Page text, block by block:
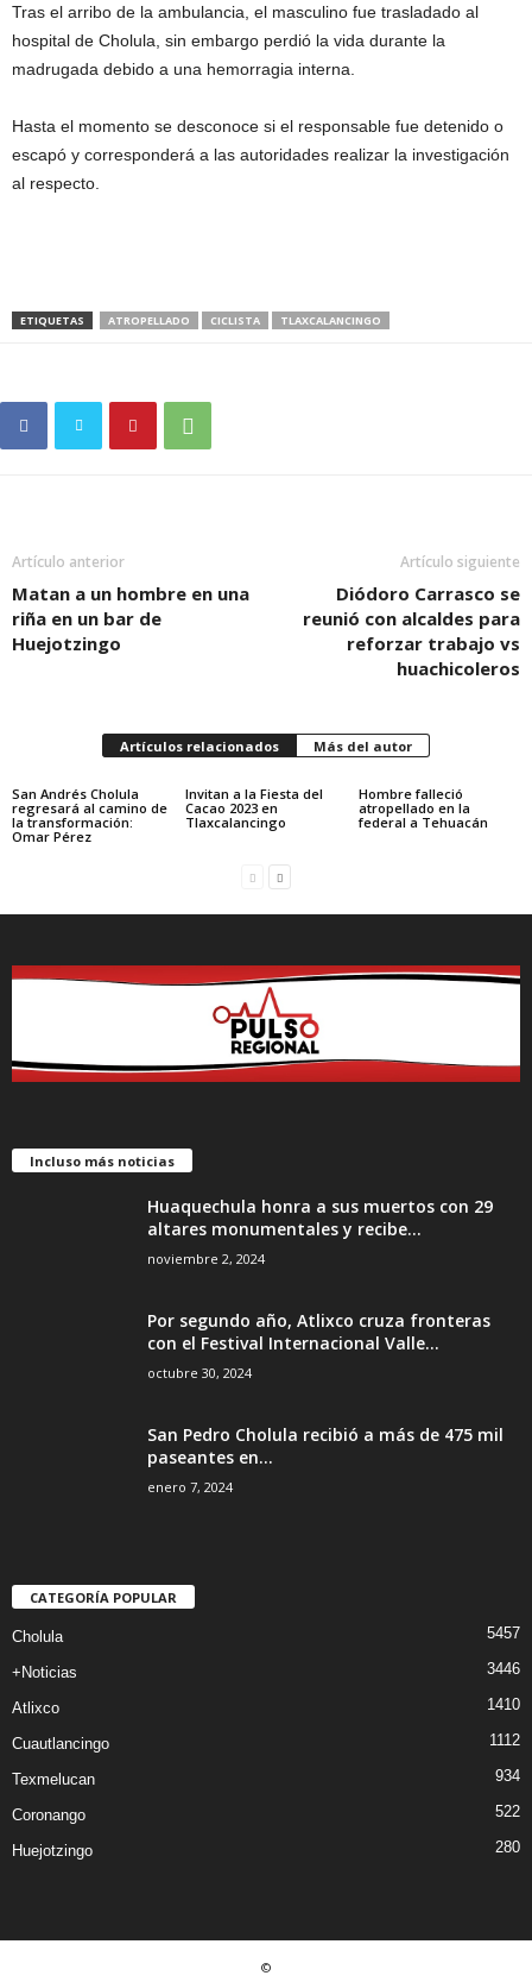
Tras el arribo de la ambulancia, el masculino fue trasladado al
hospital de Cholula, sin embargo perdió la vida durante la
madrugada debido a una hemorragia interna.
Hasta el momento se desconoce si el responsable fue detenido o
escapó y corresponderá a las autoridades realizar la investigación
al respecto.
ETIQUETAS ATROPELLADO CICLISTA TLAXCALANCINGO
Artículo anterior
Matan a un hombre en una
riña en un bar de
Huejotzingo
Artículo siguiente
Diódoro Carrasco se
reunió con alcaldes para
reforzar trabajo vs
huachicoleros
Artículos relacionados Más del autor
San Andrés Cholula
regresará al camino de
la transformación:
Omar Pérez
Invitan a la Fiesta del
Cacao 2023 en
Tlaxcalancingo
Hombre falleció
atropellado en la
federal a Tehuacán
Incluso más noticias
Huaquechula honra a sus muertos con 29
altares monumentales y recibe...
noviembre 2, 2024
Por segundo año, Atlixco cruza fronteras
con el Festival Internacional Valle...
octubre 30, 2024
San Pedro Cholula recibió a más de 475 mil
paseantes en...
enero 7, 2024
CATEGORÍA POPULAR
Cholula 5457
+Noticias 3446
Atlixco 1410
Cuautlancingo 1112
Texmelucan 934
Coronango 522
Huejotzingo 280
©